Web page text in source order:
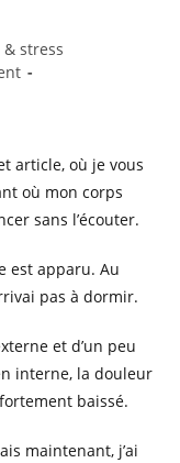
stress
article, où je vous
où mon corps
sans l’écouter.
est apparu. Au
pas à dormir.
et d’un peu
interne, la douleur
baissé.
maintenant, j’ai